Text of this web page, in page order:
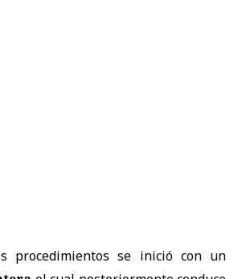
procedimientos se inició con un